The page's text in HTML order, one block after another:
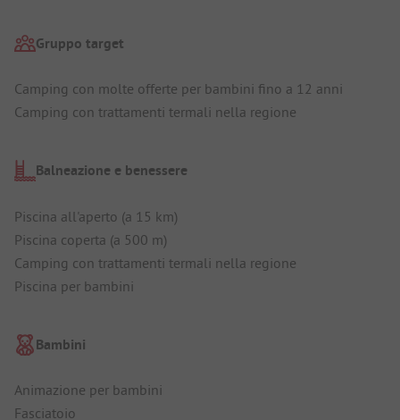
Gruppo target
Camping con molte offerte per bambini fino a 12 anni
Camping con trattamenti termali nella regione
Balneazione e benessere
Piscina all'aperto (a 15 km)
Piscina coperta (a 500 m)
Camping con trattamenti termali nella regione
Piscina per bambini
Bambini
Animazione per bambini
Fasciatoio